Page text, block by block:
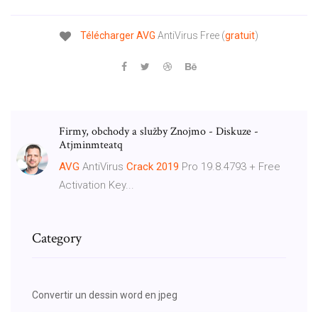
TéléchargerAVG AntiVirus Free (gratuit)
Firmy, obchody a služby Znojmo - Diskuze -
Atjminmteatq
AVG AntiVirus Crack 2019 Pro 19.8.4793 + Free
Activation Key...
Category
Convertir un dessin word en jpeg